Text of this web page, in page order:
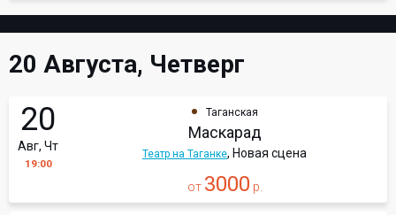
20 Августа, Четверг
20
Авг, Чт
19:00
Таганская
Маскарад
Театр на Таганке, Новая сцена
от 3000 р.